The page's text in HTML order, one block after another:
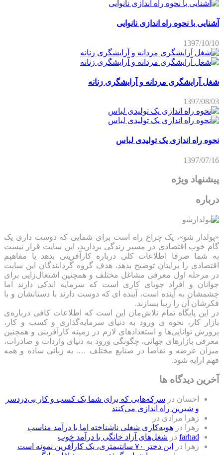
آشنایی با نحوه راه اندازی نانوایی
1397/10/10
شغل آرایشگری مردانه و آرایشگری زنانه
1397/08/03
نحوه راه اندازی یک تولیدی لباس
1397/07/16
پیشنهاد ویژه
درباره
«پولدار شو»، یک چراغ راه است برای شمایی که دوست داری یک
گام خوب اقتصادی در مسیر زندگی بردارید، این سایت قرار نیست
به شما صرفا اطلاعات کلی درباره کارآفرینی بدهد یا مفاهیم
اقتصادی را برایتان توضیح بدهد، هدف گروه گردانندگان این سایت
در مرحله اول معرفی مشاغل مختلف و همچنین اشتغال‌زایی برای
جوانان و افراد جویای کاری است که سرمایه اندکی دارند اما
چشمشان به آینده است، آینده ای که دوست دارند با دستانشان و با
فکرشان آن را زیبا بسازند.
در این پایگاه تمام تلاش‌مان این است که ‌اطلاعات کافی درباره‌ی
بازار کار، نحوه ی ورود به دنیای سرمایه‌گذاری و کسب و کار،
پرورش توانایی‌ها و استعدادهای لازم در زمینه کارآفرینی و همچنین
معرفی بازارهای جهانی، چگونگی ورود به دنیای واردات و صادرات،
میزان عرضه و تقاضا در صنایع مختلف …. به زبانی ساده و همه
فهم ارایه شود.
آخرین دیدگاه ها
احسان در سرکه‌هایی که برای شما یک کسب و کار بی‌دردسر
و شیرین راه اندازی می‌کنند
زهرا مرادی در
زهرا
در هویه‌کاری شغلی ناشناخته اما با درآمد مناسب
farhad در شغل‌های آزاد خانگی با درآمد خوب
زهرا
در
این دختر ۷۰ سانتیمتری، یک کارآفرین نمونه است